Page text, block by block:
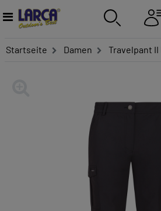
Startseite Damen Travelpant II